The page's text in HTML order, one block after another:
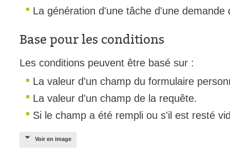
Résolution
sites
SLA
SR
La génération d'une tâche d'une demande
Base pour les conditions
Les conditions peuvent être basé sur :
La valeur d'un champ du formulaire
La valeur d'un champ de la requête.
Si le champ a été rempli ou s'il est resté
Voir en image